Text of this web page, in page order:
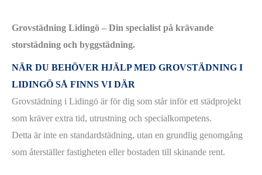
Grovstädning Lidingö – Din specialist på krävande
storstädning och byggstädning.
NÄR DU BEHÖVER HJÄLP MED GROVSTÄDNING I
LIDINGÖ SÅ FINNS VI DÄR
Grovstädning i Lidingö är för dig som står inför ett städprojekt
som kräver extra tid, utrustning och specialkompetens.
Detta är inte en standardstädning, utan en grundlig genomgång
som återställer fastigheten eller bostaden till skinande rent.